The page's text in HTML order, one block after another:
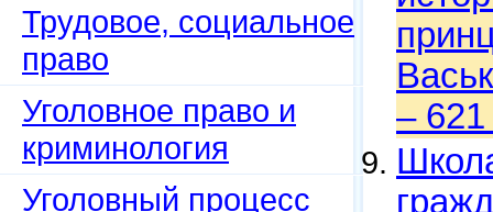
Трудовое, социальное
право
Уголовное право и
криминология
Уголовный процесс
– 621